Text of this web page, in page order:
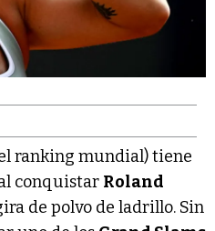
ranking mundial) tiene
conquistar Roland
de polvo de ladrillo. Sin